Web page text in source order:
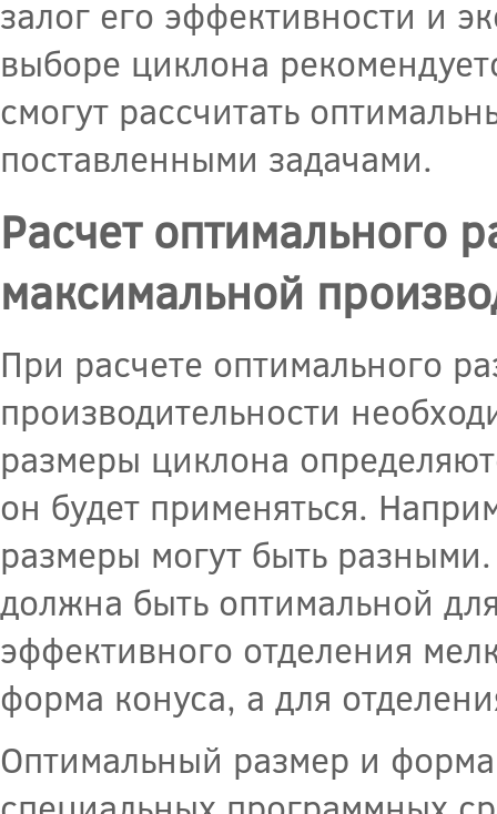
залог его эффективности и
выборе циклона
смогут рассчитать
поставленными задачами.
Расчет оптимального
максимальной
При расчете оптимального
производительности
размеры циклона
он будет применяться.
размеры могут быть
должна быть оптимальной
эффективного отделения
форма конуса, а для
Оптимальный размер и